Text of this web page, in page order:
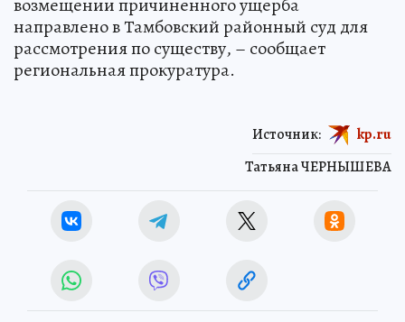
возмещении причиненного ущерба
направлено в Тамбовский районный суд для
рассмотрения по существу, – сообщает
региональная прокуратура.
Татьяна ЧЕРНЫШЕВА
Источник: kp.ru